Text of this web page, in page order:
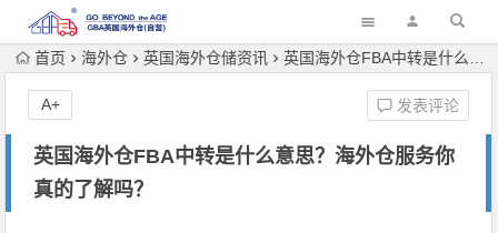
首页 海外仓 英国海外仓储资讯 英国海外仓FBA中转是什么意思？海外仓服务你真的了解吗？
英国海外仓FBA中转是什么意思？海外仓服务你
真的了解吗？
发表评论
A+